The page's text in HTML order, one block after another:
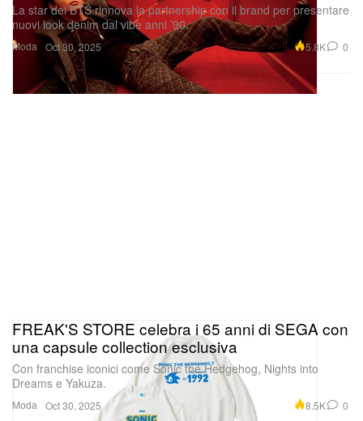
Moda
La star dei BTS rinnova la partnership con il brand per presentare
nuovi look denim dal vibe anni ’90.
Oct 30, 2025 5.8K 0
Moda
FREAK'S STORE celebra i 65 anni di SEGA con
una capsule collection esclusiva
Con franchise iconici come Sonic the Hedgehog, Nights into
Dreams e Yakuza.
Oct 30, 2025 8.5K 0